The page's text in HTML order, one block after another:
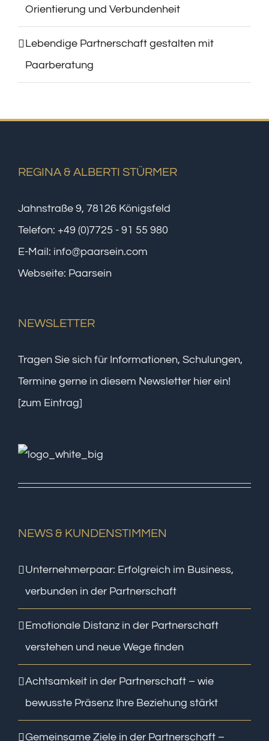
Orientierung und Verbundenheit
Lebendige Partnerschaft gestalten mit
Paarberatung
REGINA & ALBERTI STÜRMER
Jahnstraße 9, 78126 Königsfeld
Telefon: +49 (0)7725 - 91 55 980
E-Mail: info@paarsein.com
Webseite: Paarsein
NEWSLETTER
Tragen Sie sich für Informationen, Schulungen,
Termine gerne in diesem Newsletter hier ein!
[zum Eintrag]
NEWS & KUNDENSTIMMEN
Unternehmerpaar: Erfolgreich im Business,
verbunden in der Partnerschaft
Emotionale Distanz in der Partnerschaft
verstehen und neue Wege finden
Achtsamkeit in der Partnerschaft – wie
bewusste Präsenz Ihre Beziehung stärkt
Gemeinsame Ziele in der Partnerschaft –